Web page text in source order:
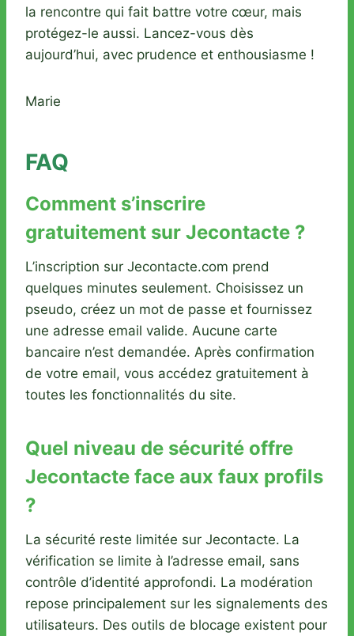
la rencontre qui fait battre votre cœur, mais
protégez-le aussi. Lancez-vous dès
aujourd’hui, avec prudence et enthousiasme !
Marie
FAQ
Comment s’inscrire
gratuitement sur Jecontacte ?
L’inscription sur Jecontacte.com prend
quelques minutes seulement. Choisissez un
pseudo, créez un mot de passe et fournissez
une adresse email valide. Aucune carte
bancaire n’est demandée. Après confirmation
de votre email, vous accédez gratuitement à
toutes les fonctionnalités du site.
Quel niveau de sécurité offre
Jecontacte face aux faux profils
?
La sécurité reste limitée sur Jecontacte. La
vérification se limite à l’adresse email, sans
contrôle d’identité approfondi. La modération
repose principalement sur les signalements des
utilisateurs. Des outils de blocage existent pour